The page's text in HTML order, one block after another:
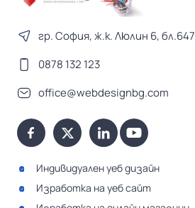
гр. София, ж.к. Люлин 6, бл.647
0878 132 123
office@webdesignbg.com
Индивидуален уеб дизайн
Изработка на уеб сайт